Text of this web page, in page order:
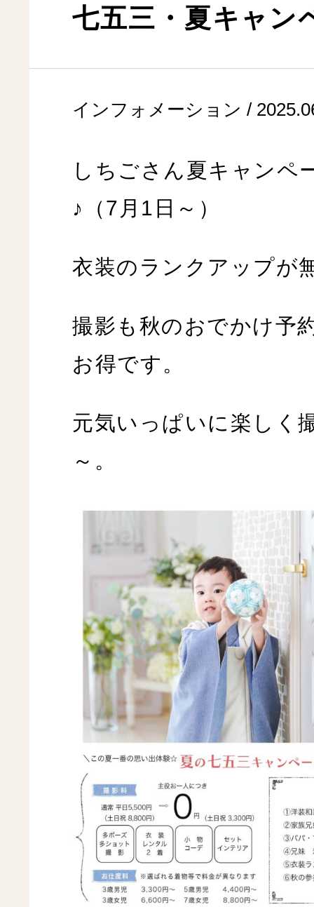
七五三・夏キャン
インフォメーション /
しちごさん夏キャンペ
♪（7月1日～）
衣装のランクアップが
撮影も秋のおでかけ予
お得です。
元気いっぱいに楽しく
～。